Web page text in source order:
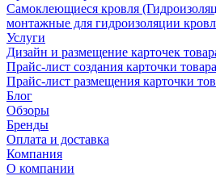
Самоклеющиеся кровля
монтажные для гидроизоляции
Услуги
Дизайн и размещение карточек
Прайс-лист создания карточки товара
Прайс-лист размещения карточки
Блог
Обзоры
Бренды
Оплата и доставка
Компания
О компании